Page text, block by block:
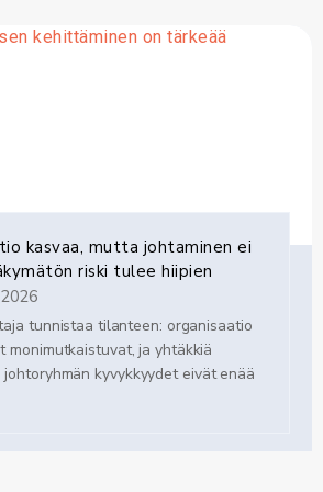
kasvaa, mutta johtaminen ei
riski tulee hiipien
tunnistaa tilanteen: organisaatio
monimutkaistuvat, ja yhtäkkiä
kyvykkyydet eivät enää